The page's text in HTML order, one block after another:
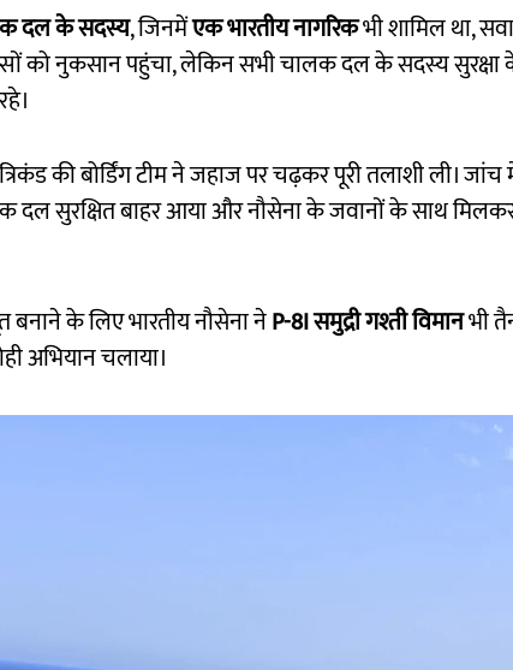
दल के सदस्य, जिनमेंएक भारतीय नागरिकभी शामिल था,
को नुकसान पहुंचा, लेकिन सभी चालक दल के सदस्य
की बोर्डिंग टीम ने जहाज पर चढ़कर पूरी तलाशी ली। जांच
दल सुरक्षित बाहर आया और नौसेना के जवानों के साथ
के लिए भारतीय नौसेना नेP-8I समुद्री गश्ती विमानभी
अभियान चलाया।